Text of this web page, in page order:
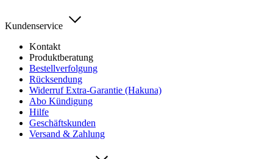
Kundenservice
Kontakt
Produktberatung
Bestellverfolgung
Rücksendung
Widerruf Extra-Garantie (Hakuna)
Abo Kündigung
Hilfe
Geschäftskunden
Versand & Zahlung